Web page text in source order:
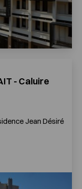
- Caluire
Jean Désiré